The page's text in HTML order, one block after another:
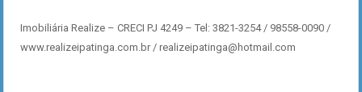
Imobiliária Realize – CRECI PJ 4249 – Tel: 3821-3254 / 98558-0090 /
www.realizeipatinga.com.br / realizeipatinga@hotmail.com